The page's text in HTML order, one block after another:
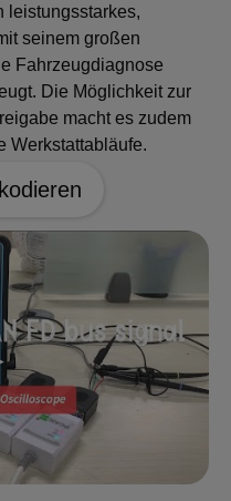
leistungsstarkes,
seinem großen
Fahrzeugdiagnose
Die Möglichkeit zur
macht es zudem
Werkstattabläufe.